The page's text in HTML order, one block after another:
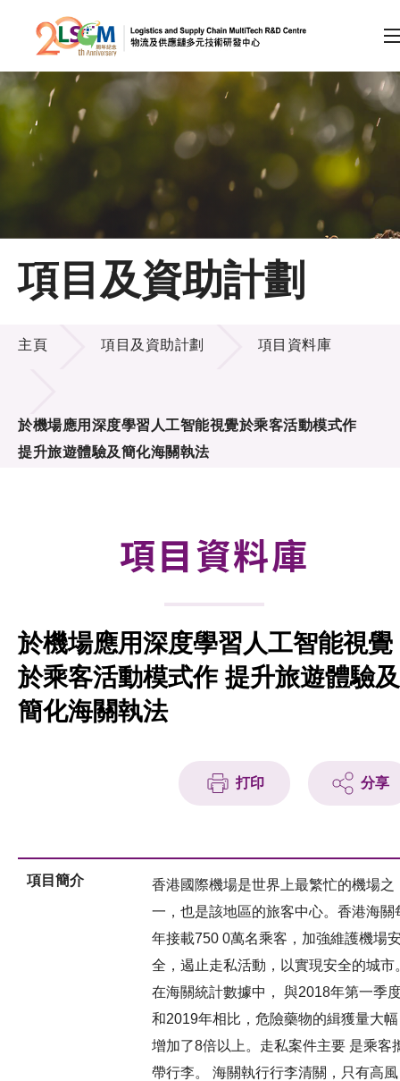
跳到內容（按回車鍵）
會員登入
A A EN 繁 简
主頁
關於LSCM
技術商品化
合作計劃
徵求研發項目計劃書
項目夥伴
活動及消息
項目及資助計劃
項目及資助計劃
主頁 項目及資助計劃 項目資料庫
於機場應用深度學習人工智能視覺於乘客活動模式作
提升旅遊體驗及簡化海關執法
項目資料庫
於機場應用深度學習人工智能視覺
於乘客活動模式作 提升旅遊體驗及
簡化海關執法
打印 分享
項目簡介
香港國際機場是世界上最繁忙的機場之
一，也是該地區的旅客中心。香港海關
年接載750 0萬名乘客，加強維護機場
全，遏止走私活動，以實現安全的城市
在海關統計數據中， 與2018年第一季
和2019年相比，危險藥物的緝獲量大幅
增加了8倍以上。走私案件主要 是乘客
帶行李。 海關執行行李清關，只有高風